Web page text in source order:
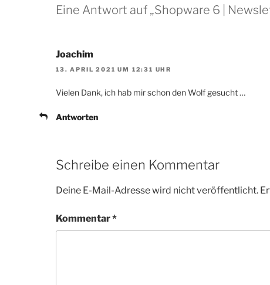
Eine Antwort auf „Shopware 6 |
Joachim
13. APRIL 2021 UM 12:31 UHR
Vielen Dank, ich hab mir schon den Wolf gesucht …
Antworten
Schreibe einen Kommentar
Deine E-Mail-Adresse wird nicht veröffentlicht.
Kommentar*